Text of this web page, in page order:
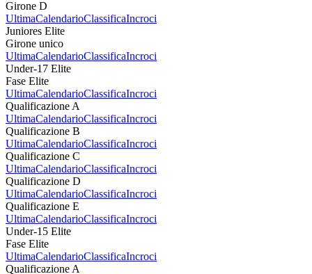
Girone D
UltimaCalendarioClassificaIncroci
Juniores Elite
Girone unico
UltimaCalendarioClassificaIncroci
Under-17 Elite
Fase Elite
UltimaCalendarioClassificaIncroci
Qualificazione A
UltimaCalendarioClassificaIncroci
Qualificazione B
UltimaCalendarioClassificaIncroci
Qualificazione C
UltimaCalendarioClassificaIncroci
Qualificazione D
UltimaCalendarioClassificaIncroci
Qualificazione E
UltimaCalendarioClassificaIncroci
Under-15 Elite
Fase Elite
UltimaCalendarioClassificaIncroci
Qualificazione A